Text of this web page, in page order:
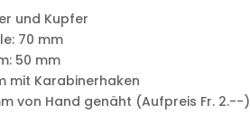
und Kupfer
70 mm
50 mm
mit Karabinerhaken
von Hand genäht (Aufpreis Fr. 2.--)